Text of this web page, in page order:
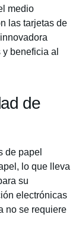
medio
las tarjetas de
beneficia al
de
de papel
lo que lleva
su
electrónicas
no se requiere